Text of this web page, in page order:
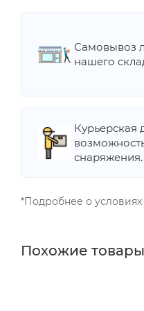
Самовывоз
нашего
Курьерская
снаряжения.
*Подробнее о условиях
Похожие товары